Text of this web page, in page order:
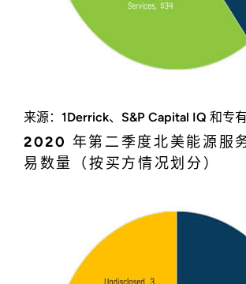
来源：1Derrick、S&P Capital IQ 和专
2020 年第二季度北美能源服
易数量（按买方情况划分）